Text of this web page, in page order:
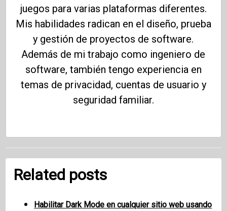
juegos para varias plataformas diferentes.
Mis habilidades radican en el diseño, prueba
y gestión de proyectos de software.
Además de mi trabajo como ingeniero de
software, también tengo experiencia en
temas de privacidad, cuentas de usuario y
seguridad familiar.
Related posts
Habilitar Dark Mode en cualquier sitio web usando